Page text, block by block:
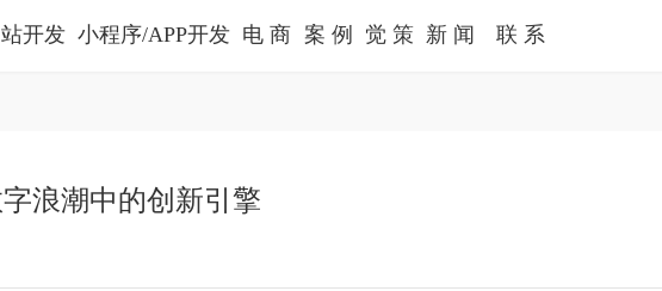
开发 小程序/APP开发 电 商 案 例
觉 策 新 闻
联 系
浪潮中的创新引擎